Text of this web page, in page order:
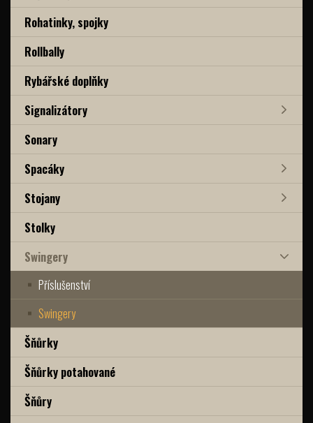
Rohatinky, spojky
Rollbally
Rybářské doplňky
Signalizátory
Sonary
Spacáky
Stojany
Stolky
Swingery
Příslušenství
Swingery
Šňůrky
Šňůrky potahované
Šňůry